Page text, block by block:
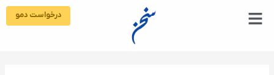
درخواست دمو